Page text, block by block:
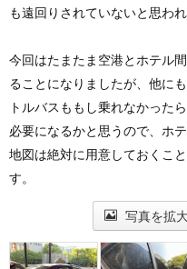
も遠回りされていないと思わ
今回はたまたま空港とホテル
ることになりましたが、他に
トルバスももし乗れなかった
必要になるかと思うので、ホ
地図は絶対に用意しておくこ
す。
写真を拡